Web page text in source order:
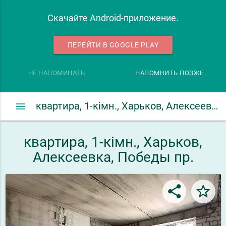
Скачайте Android-приложение.
ПЕРЕЙТИ В GOOGLE PLAY
НЕ НАПОМИНАТЬ НАПОМНИТЬ ПОЗЖЕ
квартира, 1-кімн., Харьков, Алексеевка, Победы пр.
menu
квартира, 1-кімн., Харьков,
Алексеевка, Победы пр.
share star_border